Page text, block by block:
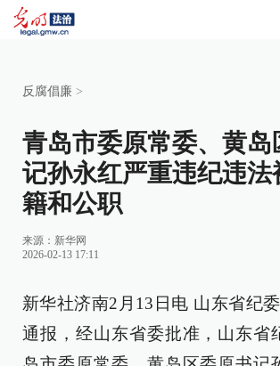
反腐倡廉 >
青岛市委原常委、黄岛
记孙永红严重违纪违法
籍和公职
来源： 新华网
2026-02-13 17:11
新华社济南2月13日电 山东省纪
通报，经山东省委批准，山东省